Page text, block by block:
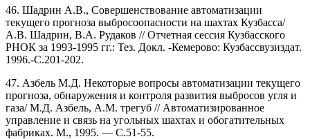
46. Шадрин А.В., Совершенствование автоматизации
текущего прогноза выбросоопасности на шахтах Кузбасса/
А.В. Шадрин, В.А. Рудаков // Отчетная сессия Кузбасского
РНОК за 1993-1995 гг.: Тез. Докл. -Кемерово: Кузбассвузиздат.
1996.-С.201-202.
47. Азбель М.Д. Некоторые вопросы автоматизации текущего
прогноза, обнаружения и контроля развития выбросов угля и
газа/ М.Д. Азбель, A.M. трегуб // Автоматизированное
управление и связь на угольных шахтах и обогатительных
фабриках. М., 1995. — С.51-55.